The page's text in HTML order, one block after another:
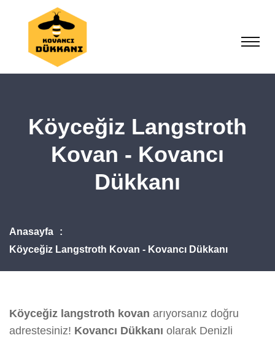
Köyceğiz Langstroth
Kovan - Kovancı
Dükkanı
Anasayfa
Köyceğiz Langstroth Kovan - Kovancı Dükkanı
Köyceğiz langstroth kovan arıyorsanız doğru
adrestesiniz! Kovancı Dükkanı olarak Denizli